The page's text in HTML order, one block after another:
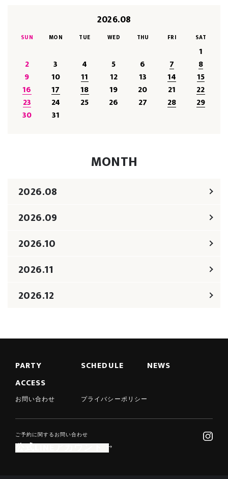
2026.08
SUN MON TUE WED THU FRI SAT
1
2
3 4 5 6 7
8
9
10 11 12 13 14
15
16
17 18 19 20 21
22
23
24 25 26 27 28
29
30
31
MONTH
2026.08
2026.09
2026.10
2026.11
2026.12
PARTY SCHEDULE
NEWS
ACCESS
お問い合わせ プライバシーポリシー
ご予約に関するお問い合わせ
公式LINEアカウント